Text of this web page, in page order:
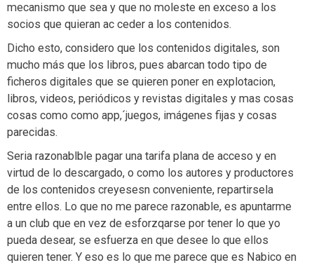
mecanismo que sea y que no moleste en exceso a los
socios que quieran ac ceder a los contenidos.
Dicho esto, considero que los contenidos digitales, son
mucho más que los libros, pues abarcan todo tipo de
ficheros digitales que se quieren poner en explotacion,
libros, videos, periódicos y revistas digitales y mas cosas
cosas como como app,´juegos, imágenes fijas y cosas
parecidas.
Seria razonablble pagar una tarifa plana de acceso y en
virtud de lo descargado, o como los autores y productores
de los contenidos creyesesn conveniente, repartirsela
entre ellos. Lo que no me parece razonable, es apuntarme
a un club que en vez de esforzqarse por tener lo que yo
pueda desear, se esfuerza en que desee lo que ellos
quieren tener. Y eso es lo que me parece que es Nabico en